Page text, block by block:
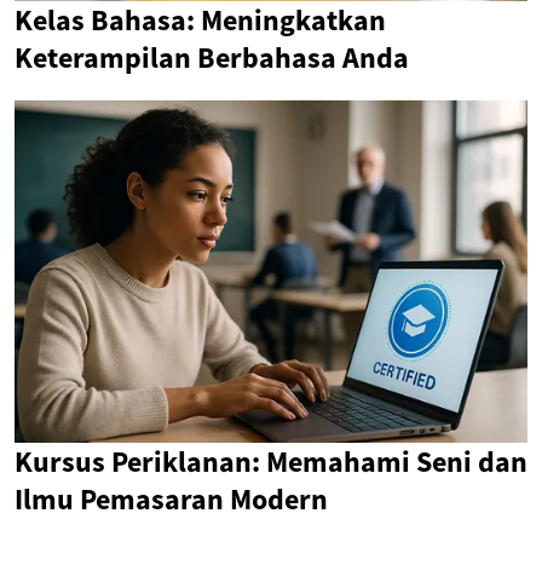
Kelas Bahasa: Meningkatkan
Keterampilan Berbahasa Anda
Kursus Periklanan: Memahami Seni dan
Ilmu Pemasaran Modern